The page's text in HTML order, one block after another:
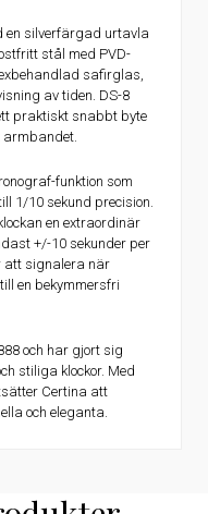
en silverfärgad urtavla
stål med PVD-
safirglas,
av tiden. DS-8
praktiskt snabbt byte
armbandet.
funktion som
1/10 sekund precision.
en extraordinär
+/-10 sekunder per
att signalera när
en bekymmersfri
och har gjort sig
stiliga klockor. Med
Certina att
och eleganta.